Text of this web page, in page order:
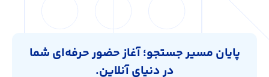
پایان مسیر جستجو؛ آغاز حضور حرفه‌ای شما
در دنیای آنلاین.